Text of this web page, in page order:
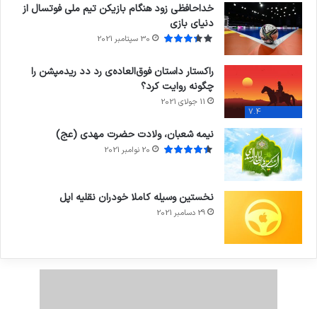
خداحافظی زود هنگام بازیکن تیم ملی فوتسال از
دنیای بازی
30 سپتامبر 2021
7.4
راکستار داستان فوق‌العاده‌ی رد دد ریدمپشن را
چگونه روایت کرد؟
11 جولای 2021
نیمه شعبان، ولادت حضرت مهدی (عج)
20 نوامبر 2021
نخستین وسیله کاملا خودران نقلیه اپل
29 دسامبر 2021